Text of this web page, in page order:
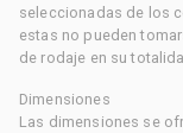
seleccionadas de los
estas no pueden
de rodaje en su
Dimensiones
Las dimensiones se